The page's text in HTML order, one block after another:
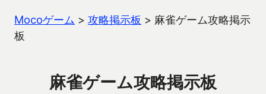
Mocoゲーム > 攻略掲示板 > 麻雀ゲーム攻略掲示
板
麻雀ゲーム攻略掲示板